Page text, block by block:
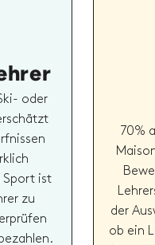
oder
Sport ist
zu
70%
der
ob ein